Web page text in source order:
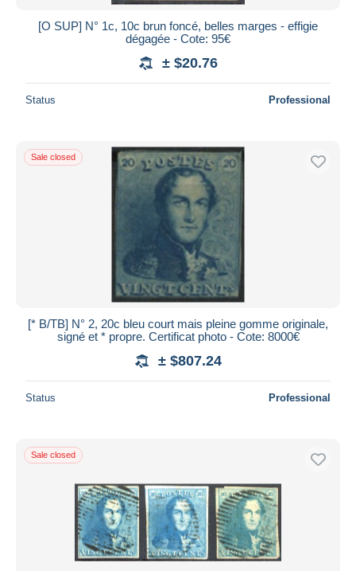
[O SUP] N° 1c, 10c brun foncé, belles marges - effigie
dégagée - Cote: 95€
± $20.76
Status Professional
Sale closed
[* B/TB] N° 2, 20c bleu court mais pleine gomme originale,
signé et * propre. Certificat photo - Cote: 8000€
± $807.24
Status Professional
Sale closed